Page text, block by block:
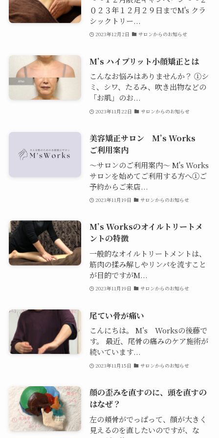
０２３年１２月２９日までM's クラ
シックトリー...
2023年12月2日 サロンからのお知らせ
M’s ハイブリット小顔矯正とは
こんなお悩みはありませんか？ ①シ
ミ、シワ、たるみ、吹き出物などの
「お肌」のお...
2023年11月22日 サロンからのお知らせ
美容矯正サロン M’s Works
ご利用案内
〜サロンのご利用案内〜 M's Works
サロンを始めてご利用する方へ①ご
予約からご来店...
2023年11月19日 サロンからのお知らせ
M’s Worksのオイルトリートメ
ントの特徴
一般的なオイルトリートメントは、
筋肉の揉み解しやリンパを流すこと
が目的ですがM...
2023年11月19日 サロンからのお知らせ
尾てい骨が痛い
こんにちは。 M’s Worksの後藤で
す。 最近、尾骨の痛みのケア施術が
続いています...
2023年11月15日 サロンからのお知らせ
顔の歪みを直すのに、頭を直すの
はなぜ？
左の頬骨がでっぱって、顔が大きく
見えるのを直したいのですが、な